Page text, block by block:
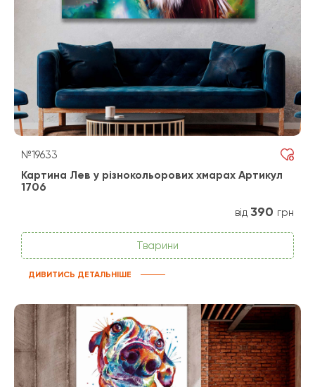
№19633
Картина Лев у різнокольорових хмарах Артикул
1706
від 390 грн
Тварини
ДИВИТИСЬ ДЕТАЛЬНІШЕ